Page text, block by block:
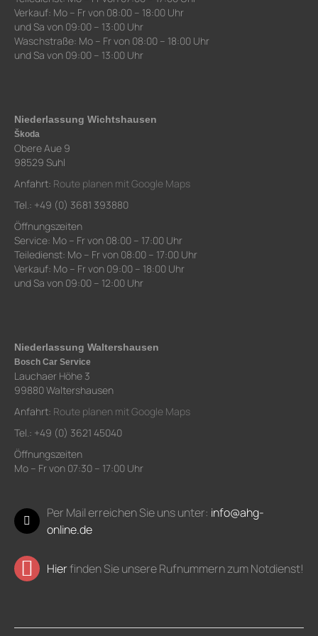
Verkauf: Mo – Fr von 08:00 – 18:00 Uhr
und Sa von 09:00 – 13:00 Uhr
Waschstraße: Mo – Fr von 08:00 – 18:00 Uhr
und Sa von 09:00 – 13:00 Uhr
Niederlassung Wichtshausen
Škoda
Obere Aue 9
98529 Suhl
Anfahrt: Route planen mit Google Maps
Tel.: +49 (0) 3681 393880
Öffnungszeiten
Service: Mo – Fr von 08:00 – 17:00 Uhr
Teiledienst: Mo – Fr von 08:00 – 17:00 Uhr
Verkauf: Mo – Fr von 09:00 – 18:00 Uhr
und Sa von 09:00 – 12:00 Uhr
Niederlassung Waltershausen
Bosch Car Service
Lauchaer Höhe 3
99880 Waltershausen
Anfahrt: Route planen mit Google Maps
Tel.: +49 (0) 3621 45040
Öffnungszeiten
Mo – Fr von 07:30 – 17:00 Uhr
Per Mail erreichen Sie uns unter: info@ahg-
online.de
Hierfinden Sie unsere Rufnummern zum Notdienst!